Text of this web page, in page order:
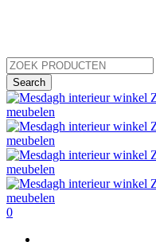
content
Search
Close
Search
search
0